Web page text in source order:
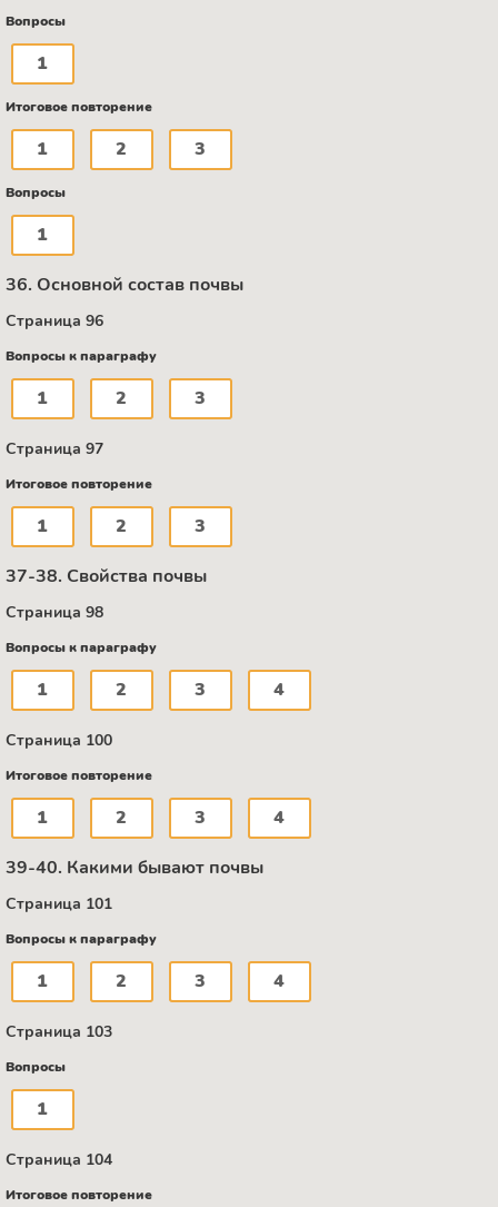
Вопросы
1
Итоговое повторение
1 2 3
Вопросы
1
36. Основной состав почвы
Страница 96
Вопросы к параграфу
1 2 3
Страница 97
Итоговое повторение
1 2 3
37-38. Свойства почвы
Страница 98
Вопросы к параграфу
1 2 3 4
Страница 100
Итоговое повторение
1 2 3 4
39-40. Какими бывают почвы
Страница 101
Вопросы к параграфу
1 2 3 4
Страница 103
Вопросы
1
Страница 104
Итоговое повторение